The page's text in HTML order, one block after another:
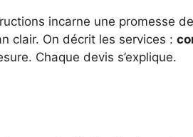
incarne une promesse de
clair. On décrit les services :
Chaque devis s’explique.